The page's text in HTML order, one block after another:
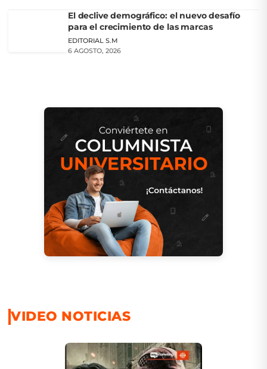
El declive demográfico: el nuevo desafío
para el crecimiento de las marcas
EDITORIAL S.M
6 AGOSTO, 2026
VIDEO NOTICIAS